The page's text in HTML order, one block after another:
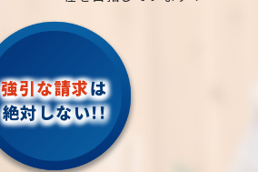
強引な請求は
絶対しない!!